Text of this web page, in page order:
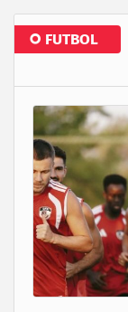
FUTBOL